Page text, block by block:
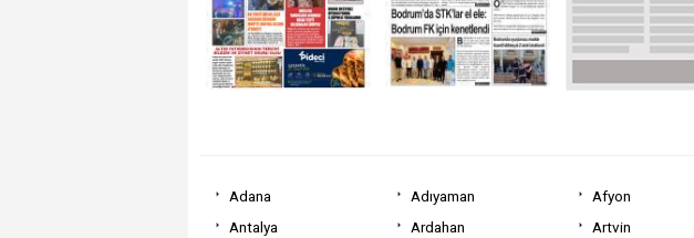
Adana Adıyaman Afyon
Antalya
Ardahan Artvin